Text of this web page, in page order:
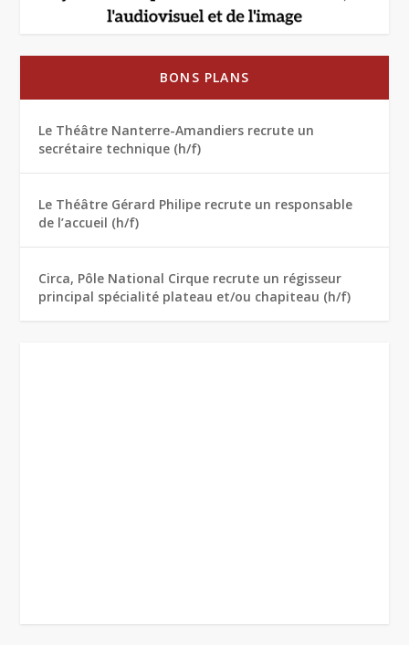
BONS PLANS
Le Théâtre Nanterre-Amandiers recrute un
secrétaire technique (h/f)
Le Théâtre Gérard Philipe recrute un responsable
de l’accueil (h/f)
Circa, Pôle National Cirque recrute un régisseur
principal spécialité plateau et/ou chapiteau (h/f)